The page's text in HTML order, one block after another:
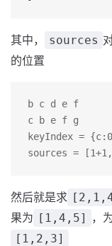
其中， sources
的位置
b c d e f
c b e f g
keyIndex =
sources =
然后就是求
果为 [1,4,5] ，
[1,2,3]